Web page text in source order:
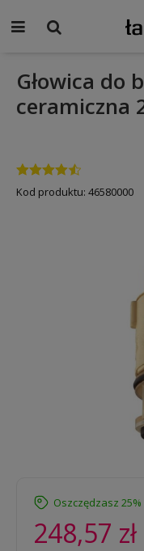
Głowica do
ceramiczna
Kod produktu: 46580000
Oszczędzasz 25%
248,57 zł